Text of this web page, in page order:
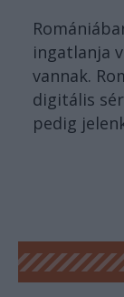
ingatlanja
vannak.
digitális
pedig